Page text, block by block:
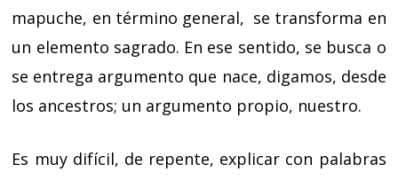
mapuche, en término general, se transforma en
un elemento sagrado. En ese sentido, se busca o
se entrega argumento que nace, digamos, desde
los ancestros; un argumento propio, nuestro.
Es muy difícil, de repente, explicar con palabras